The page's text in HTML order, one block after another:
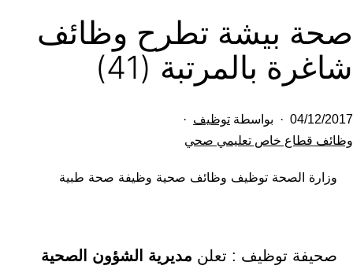
صحة بيشة تطرح وظائف
شاغرة بالمرتبة (41)
تم
النشر
04/12/2017 بواسطة توظيف
مصنف
وظائف قطاع خاص تعليمي صحي
وزارة الصحة توظيف وظائف صحية وظيفة صحة طبية
صحيفة توظيف : تعلن مديرية الشؤون الصحية